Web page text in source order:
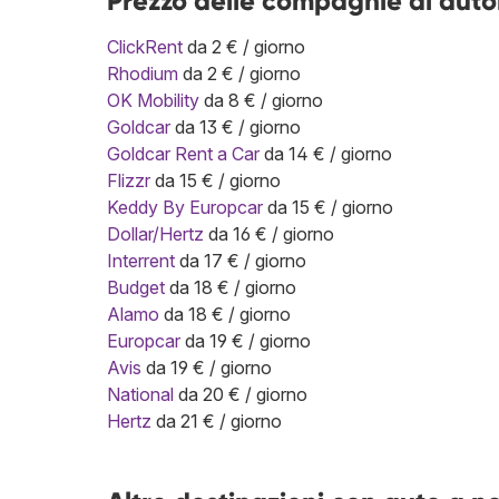
ClickRent da 2 € / giorno
Rhodium da 2 € / giorno
OK Mobility da 8 € / giorno
Goldcar da 13 € / giorno
Goldcar Rent a Car da 14 € / giorno
Flizzr da 15 € / giorno
Keddy By Europcar da 15 € / giorno
Dollar/Hertz da 16 € / giorno
Interrent da 17 € / giorno
Budget da 18 € / giorno
Alamo da 18 € / giorno
Europcar da 19 € / giorno
Avis da 19 € / giorno
National da 20 € / giorno
Hertz da 21 € / giorno